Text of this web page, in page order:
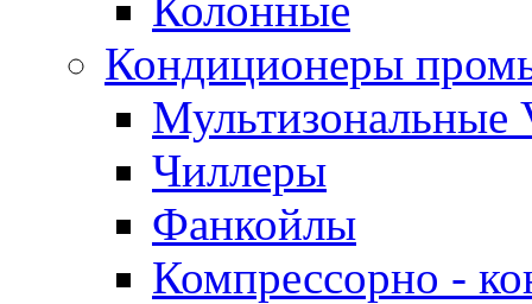
Кондиционеры
Мультизональные
Чиллеры
Фанкойлы
Компрессорно -